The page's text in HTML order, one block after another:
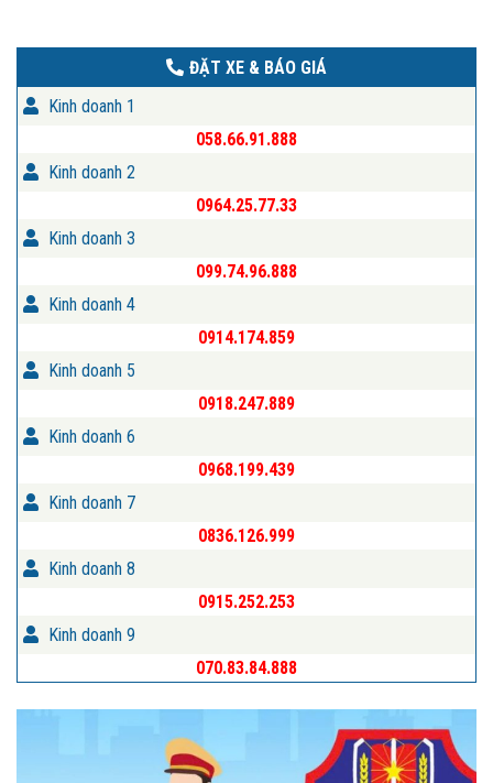
ĐẶT XE & BÁO GIÁ
Kinh doanh 1
058.66.91.888
Kinh doanh 2
0964.25.77.33
Kinh doanh 3
099.74.96.888
Kinh doanh 4
0914.174.859
Kinh doanh 5
0918.247.889
Kinh doanh 6
0968.199.439
Kinh doanh 7
0836.126.999
Kinh doanh 8
0915.252.253
Kinh doanh 9
070.83.84.888